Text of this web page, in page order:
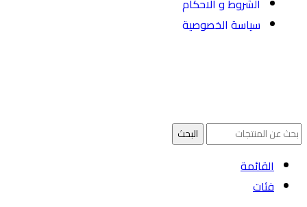
الشروط و الاحكام
سياسة الخصوصية
البحث
القائمة
فئات